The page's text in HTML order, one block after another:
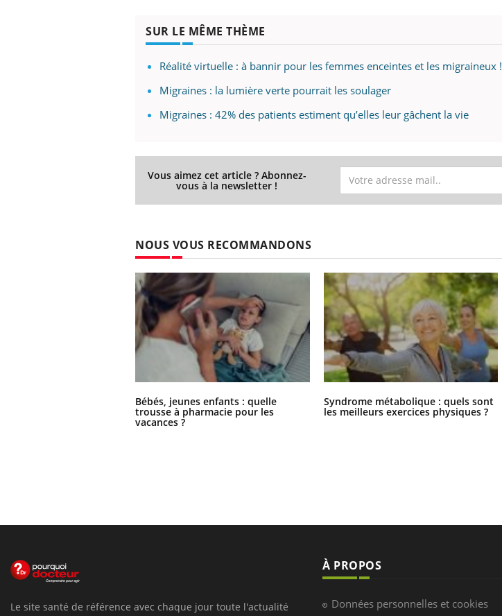
SUR LE MÊME THÈME
Réalité virtuelle : à bannir pour les femmes enceintes et les migraineux !
Migraines : la lumière verte pourrait les soulager
Migraines : 42% des patients estiment qu’elles leur gâchent la vie
Vous aimez cet article ? Abonnez-
vous à la newsletter !
NOUS VOUS RECOMMANDONS
Bébés, jeunes enfants : quelle
trousse à pharmacie pour les
vacances ?
Syndrome métabolique : quels sont
les meilleurs exercices physiques ?
Le site santé de référence avec chaque jour toute l'actualité
À PROPOS
Données personnelles et cookies